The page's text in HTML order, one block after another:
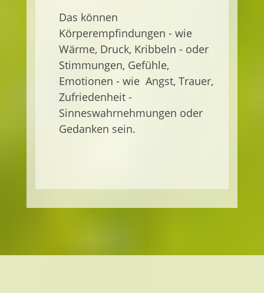
Das können
Körperempfindungen - wie
Wärme, Druck, Kribbeln - oder
Stimmungen, Gefühle,
Emotionen - wie Angst, Trauer,
Zufriedenheit -
Sinneswahrnehmungen oder
Gedanken sein.